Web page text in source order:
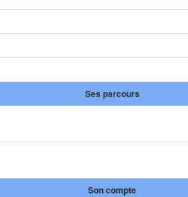
Ses parcours
Son compte